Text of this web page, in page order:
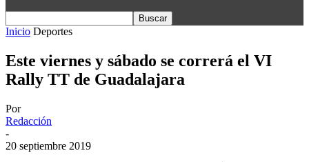
Inicio Deportes
Este viernes y sábado se correrá el VI
Rally TT de Guadalajara
Por
Redacción
-
20 septiembre 2019